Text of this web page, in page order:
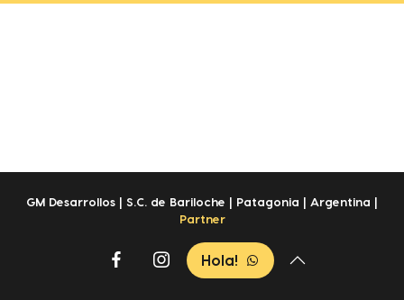
GM Desarrollos | S.C. de Bariloche | Patagonia | Argentina |
Partner
Hola!